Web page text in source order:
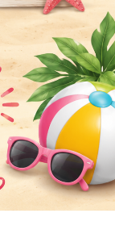
έτοιμο για παραλαβή ή
αποτέλεσμα σε
χρέωση 5€
κατόπιν ενημέρωσης
τεχνητή νοημοσύνη
ανθρώπου
την αποστολή
έχετε τα δικαιώματα